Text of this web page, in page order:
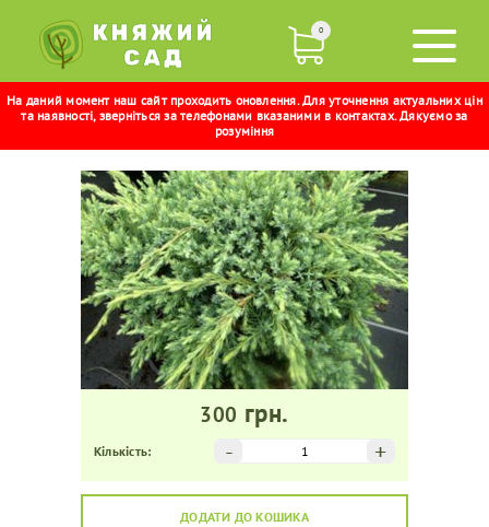
0
На даний момент наш сайт проходить оновлення. Для уточнення актуальних цін
та наявності, зверніться за телефонами вказаними в контактах. Дякуємо за
розуміння
ЛУСКАТИЙ ХОЛГЕР
300 грн.
Кількість: +
-
ДОДАТИ ДО КОШИКА